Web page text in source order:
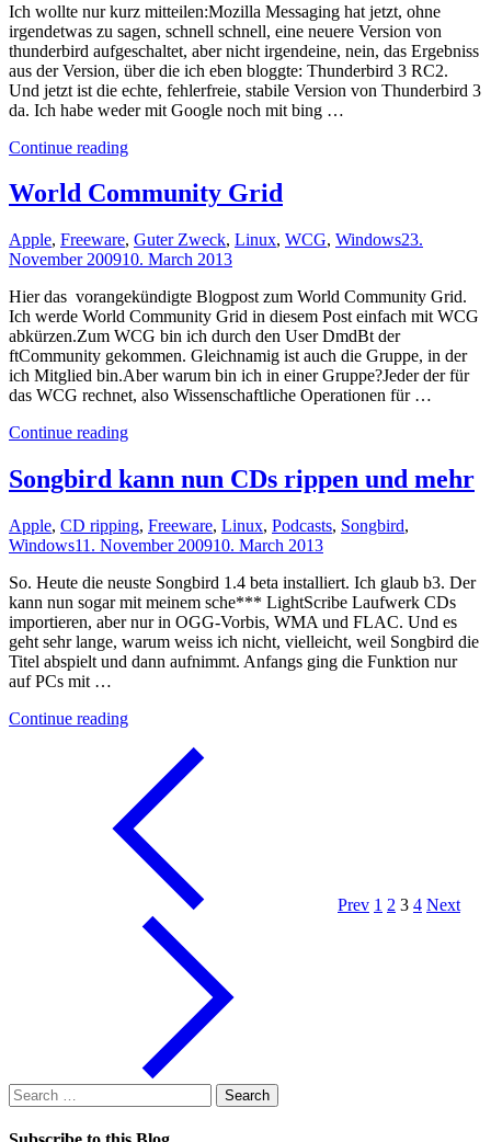
Ich wollte nur kurz mitteilen:Mozilla Messaging hat jetzt, ohne
irgendetwas zu sagen, schnell schnell, eine neuere Version von
thunderbird aufgeschaltet, aber nicht irgendeine, nein, das Ergebniss
aus der Version, über die ich eben bloggte: Thunderbird 3 RC2.
Und jetzt ist die echte, fehlerfreie, stabile Version von Thunderbird 3
da. Ich habe weder mit Google noch mit bing …
Continue reading"Thunderbird
World Community Grid
Apple, Freeware, Guter Zweck, Linux, WCG, Windows23.
November 200910. March 2013
Hier das vorangekündigte Blogpost zum World Community Grid.
Ich werde World Community Grid in diesem Post einfach mit WCG
abkürzen.Zum WCG bin ich durch den User DmdBt der
ftCommunity gekommen. Gleichnamig ist auch die Gruppe, in der
ich Mitglied bin.Aber warum bin ich in einer Gruppe?Jeder der für
das WCG rechnet, also Wissenschaftliche Operationen für …
Continue reading"World
Songbird kann nun CDs rippen und mehr
Apple, CD ripping, Freeware, Linux, Podcasts, Songbird,
Windows11. November 200910. March 2013
So. Heute die neuste Songbird 1.4 beta installiert. Ich glaub b3. Der
kann nun sogar mit meinem sche*** LightScribe Laufwerk CDs
importieren, aber nur in OGG-Vorbis, WMA und FLAC. Und es
geht sehr lange, warum weiss ich nicht, vielleicht, weil Songbird die
Titel abspielt und dann aufnimmt. Anfangs ging die Funktion nur
auf PCs mit …
Continue reading"Songbird
rippen
und
mehr"
Prev 1 2 3 4 Next
Search
for: